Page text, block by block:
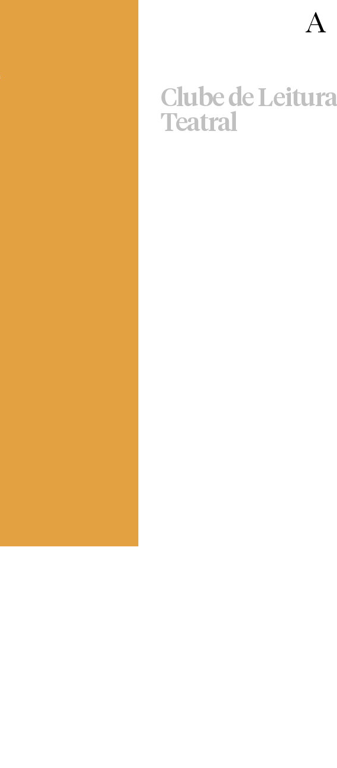
Clube de Leitura
Teatral